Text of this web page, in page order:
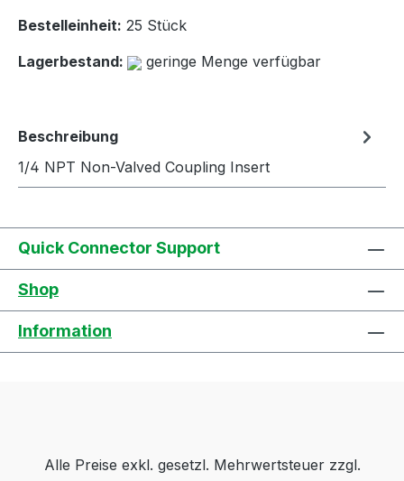
Bestelleinheit: 25 Stück
Lagerbestand:
geringe Menge verfügbar
Beschreibung
1/4 NPT Non-Valved Coupling Insert
Quick Connector Support
Shop
Information
Alle Preise exkl. gesetzl. Mehrwertsteuer zzgl.